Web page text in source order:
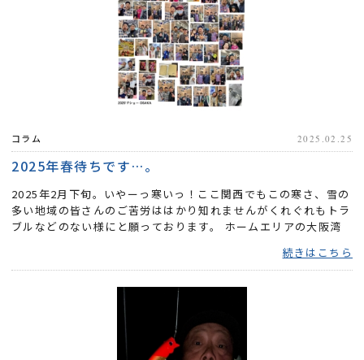
コラム 2025.02.25
2025年春待ちです…。
2025年2月下旬。いやーっ寒いっ！ここ関西でもこの寒さ、雪の
多い地域の皆さんのご苦労ははかり知れませんがくれぐれもトラ
ブルなどのない様にと願っております。 ホームエリアの大阪湾
続きはこちら